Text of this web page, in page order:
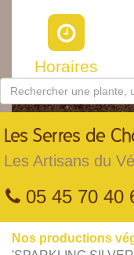
Horaires
Les Serres de
Les Artisans du
05 45 70 40
Nos productions